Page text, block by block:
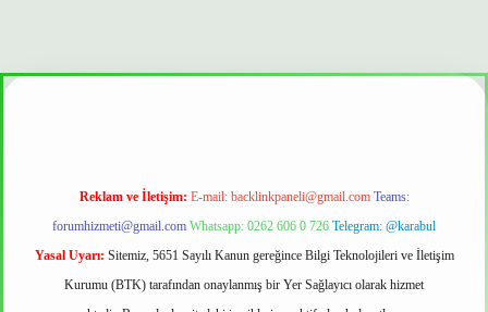
güvenilir mi
Reklam ve İletişim: E-mail: backlinkpaneli@gmail.com Teams:
forumhizmeti@gmail.com Whatsapp: 0262 606 0 726 Telegram: @karabul
Yasal Uyarı: Sitemiz, 5651 Sayılı Kanun gereğince Bilgi Teknolojileri ve İletişim
Kurumu (BTK) tarafından onaylanmış bir Yer Sağlayıcı olarak hizmet